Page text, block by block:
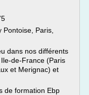
Paris,
dans nos différents
de-France (Paris
et Merignac) et
de formation Ebp